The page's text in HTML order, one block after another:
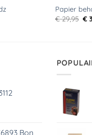
Papier
€29,95 €
Bon